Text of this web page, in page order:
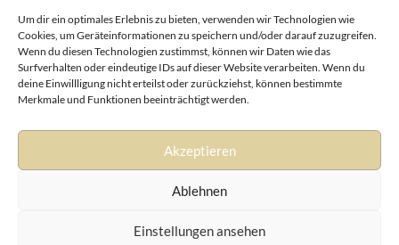
Um dir ein optimales Erlebnis zu bieten, verwenden wir Technologien wie
Cookies, um Geräteinformationen zu speichern und/oder darauf zuzugreifen.
Wenn du diesen Technologien zustimmst, können wir Daten wie das
Surfverhalten oder eindeutige IDs auf dieser Website verarbeiten. Wenn du
deine Einwillligung nicht erteilst oder zurückziehst, können bestimmte
Merkmale und Funktionen beeinträchtigt werden.
Akzeptieren
Ablehnen
Einstellungen ansehen
telefonisch:015678 159445
Datenschutz|Disclaimer